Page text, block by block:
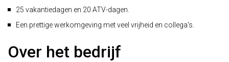
25 vakantiedagen en 20 ATV-dagen.
Een prettige werkomgeving met veel vrijheid en collega's.
Over het bedrijf